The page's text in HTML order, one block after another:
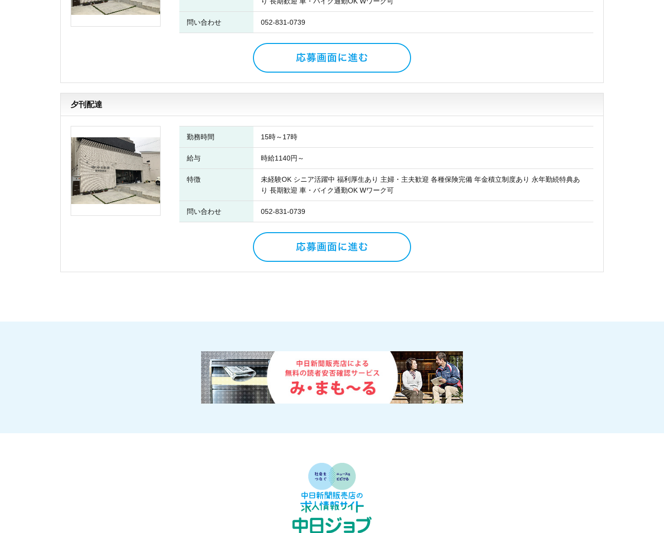
問い合わせ 052-831-0739
夕刊配達
勤務時間 15時～17時
給与 時給1140円～
特徴
未経験OK シニア活躍中 福利厚生あり 主婦・主夫歓迎 各種保険完備 年金積立制度あり 永年勤続特典あ
り 長期歓迎 車・バイク通勤OK Wワーク可
問い合わせ 052-831-0739